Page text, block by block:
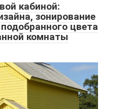
кабиной:
зонирование
цвета
комнаты